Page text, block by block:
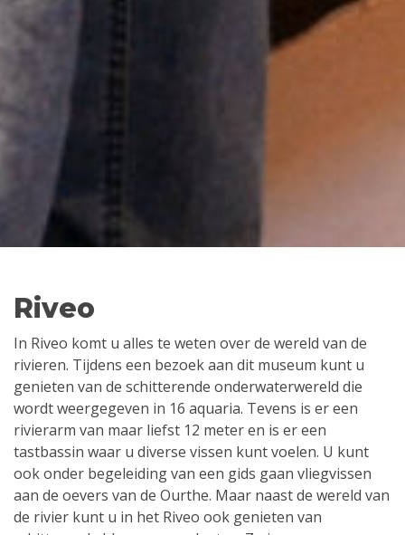
Riveo
In Riveo komt u alles te weten over de wereld van de
rivieren. Tijdens een bezoek aan dit museum kunt u
genieten van de schitterende onderwaterwereld die
wordt weergegeven in 16 aquaria. Tevens is er een
rivierarm van maar liefst 12 meter en is er een
tastbassin waar u diverse vissen kunt voelen. U kunt
ook onder begeleiding van een gids gaan vliegvissen
aan de oevers van de Ourthe. Maar naast de wereld van
de rivier kunt u in het Riveo ook genieten van